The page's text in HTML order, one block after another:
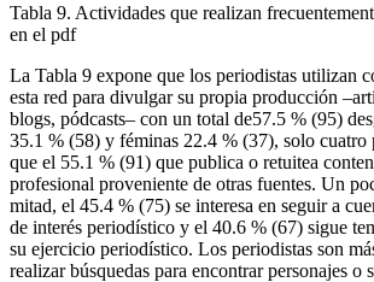
Tabla 9. Actividades que realizan
en el pdf
La Tabla 9 expone que los periodistas utilizan
esta red para divulgar su propia producción
blogs, pódcasts– con un total de57.5 % (95)
35.1 % (58) y féminas 22.4 % (37), solo cuatro
que el 55.1 % (91) que publica o retuitea
profesional proveniente de otras fuentes. Un
mitad, el 45.4 % (75) se interesa en seguir a
de interés periodístico y el 40.6 % (67) sigue
su ejercicio periodístico. Los periodistas son
realizar búsquedas para encontrar personajes o